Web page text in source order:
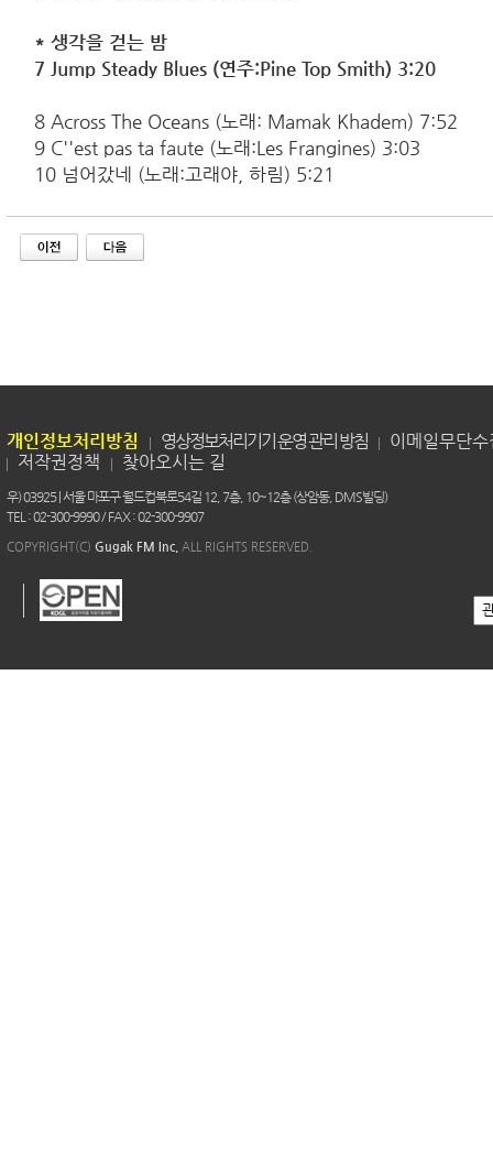
* 생각을 걷는 밤
7 Jump Steady Blues (연주:Pine Top Smith) 3:20
8 Across The Oceans (노래: Mamak Khadem) 7:52
9 C''est pas ta faute (노래:Les Frangines) 3:03
10 넘어갔네 (노래:고래야, 하림) 5:21
개인정보처리방침 영상정보처리기기 운영 관리 방침
이메일무단
저작권정책
찾아오시는 길
우) 03925 | 서울 마포구 월드컵북로54길 12, 7층, 10~12층 (상암동, DMS빌딩)
TEL : 02-300-9990 / FAX : 02-300-9907
COPYRIGHT(C) Gugak FM Inc. ALL RIGHTS RESERVED.